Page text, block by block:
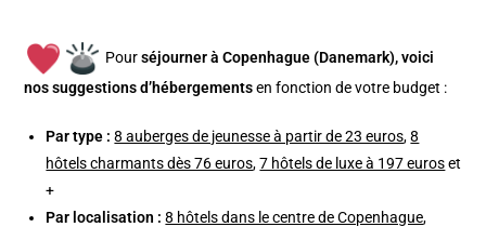
Pourséjourner à Copenhague (Danemark), voici
nos suggestions d’hébergements en fonction de votre budget :
Par type :8 auberges de jeunesse à partir de 23 euros,8
hôtels charmants dès 76 euros,7 hôtels de luxe à 197 euroset
+
Par localisation :8 hôtels dans le centre de Copenhague,